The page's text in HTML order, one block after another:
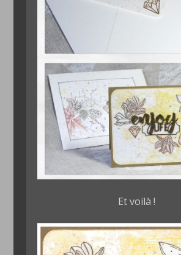
Et voilà !